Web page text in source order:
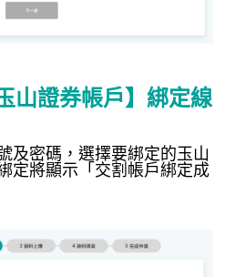
山證券帳戶】綁定線
及密碼，選擇要綁定的玉山
定將顯示「交割帳戶綁定成